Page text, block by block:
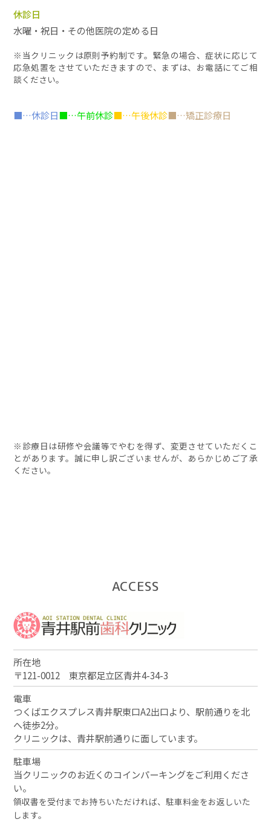
休診日
水曜・祝日・その他医院の定める日
※当クリニックは原則予約制です。緊急の場合、症状に応じて
応急処置をさせていただきますので、まずは、お電話にてご相
談ください。
■…休診日■…午前休診■…午後休診■…矯正診療日
※診療日は研修や会議等でやむを得ず、変更させていただくこ
とがあります。 誠に申し訳ございませんが、あらかじめご了承
ください。
ACCESS
所在地
〒121-0012 東京都足立区青井4-34-3
電車
つくばエクスプレス青井駅東口A2出口より、駅前通りを北
へ徒歩2分。
クリニックは、青井駅前通りに面しています。
駐車場
当クリニックのお近くのコインパーキングをご利用くださ
い。
領収書を受付までお持ちいただければ、駐車料金をお返しいた
します。